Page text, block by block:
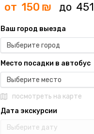
от 150 ₪ до 451
Ваш город выезда
Выберите город
Место посадки в автобус
Выберите место
посмотреть на карте
Дата экскурсии